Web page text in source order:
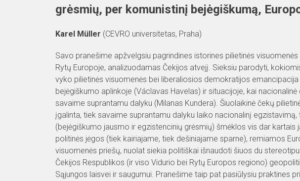
grėsmių, per komunistinį bejėgiškumą,
Karel Müller (CEVRO universitetas, Praha)
Savo pranešime apžvelgsiu pagrindines istorines pilietinės
Rytų Europoje, analizuodamas Čekijos atvejį. Sieksiu parodyti,
vyko pilietinės visuomenės bei liberaliosios demokratijos
bejėgiškumo aplinkoje (Václavas Havelas) ir situacijoje, kai
savaime suprantamu dalyku (Milanas Kundera). Šiuolaikinė čekų
įgalinta, tiek savaime suprantamu dalyku laiko nacionalinį
(bejėgiškumo jausmo ir egzistencinių grėsmių) šmėklos vis dar kartais
politinės jėgos (tiek kairiajame, tiek dešiniajame sparne), remiamos
visuomenės priešų, nuolat siekia politiškai išnaudoti šiuos du
Čekijos Respublikos (ir viso Vidurio bei Rytų Europos regiono)
Sąjungos laisvei ir saugumui. Pranešime taip pat pasiūlysiu praktines